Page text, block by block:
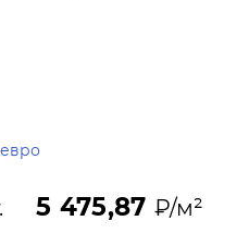
5 475,87 ₽/м²